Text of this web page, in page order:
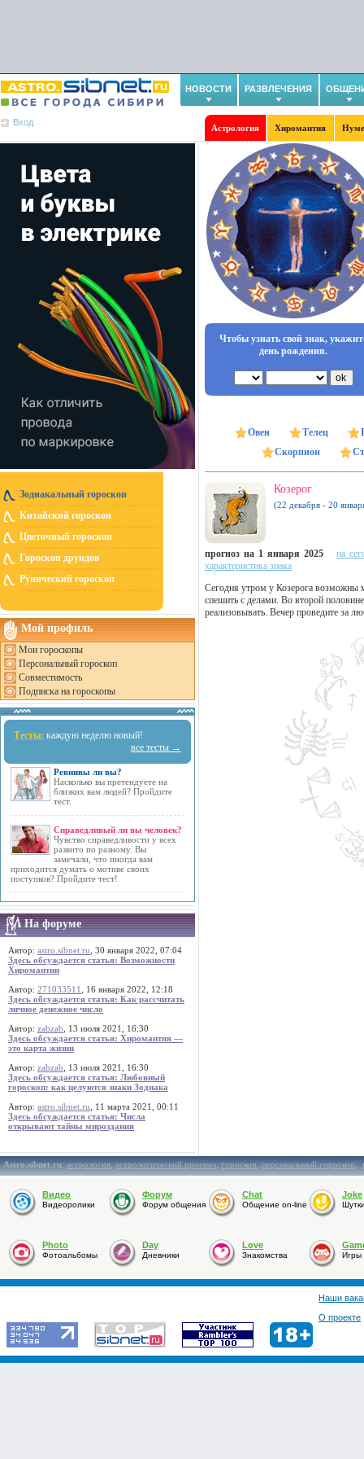
НОВОСТИ РАЗВЛЕЧЕНИЯ
Вход
Астрология Хиромантия
Зодиакальный гороскоп
Китайский гороскоп
Цветочный гороскоп
Гороскоп друидов
Рунический гороскоп
Мой профиль
Мои гороскопы
Персональный гороскоп
Совместимость
Подписка на гороскопы
Тесты: каждую неделю новый!
все тесты →
Ревнивы ли вы?
Насколько вы претендуете на
близких вам людей? Пройдите
тест.
Справедливый ли вы человек?
Чувство справедливости у всех
развито по разному. Вы
замечали, что иногда вам
приходится думать о мотиве своих
поступков? Пройдите тест!
На форуме
Автор: astro.sibnet.ru , 30 января 2022, 07:04
Здесь обсуждается статья: Возможности
Хиромантии
Автор: 271033511
, 16 января 2022, 12:18
Здесь обсуждается статья: Как рассчитать
личное денежное число
Автор: zabzab , 13 июля 2021, 16:30
Здесь обсуждается статья: Хиромантия —
это карта жизни
Автор: zabzab , 13 июля 2021, 16:30
Здесь обсуждается статья: Любовный
гороскоп: как целуются знаки Зодиака
Автор: astro.sibnet.ru , 11 марта 2021, 00:11
Здесь обсуждается статья: Числа
открывают тайны мироздания
Чтобы узнать свой знак,
день рождения.
Овен Телец
Скорпион
Козерог
(22 декабря - 20
прогноз на 1 января 2025
на
характеристика знака
Сегодня утром у Козерога возможны
спешить с делами. Во второй
реализовывать. Вечер проведите за
Astro.sibnet.ru:астрология,астрологический прогноз,гороскоп,персональный гороскоп,
Видео
Видеоролики
Форум
Форум общения
Chat
Общение on-line
Joke
Photo
Фотоальбомы
Day
Дневники
Love
Знакомства Игры
Наши
О проекте